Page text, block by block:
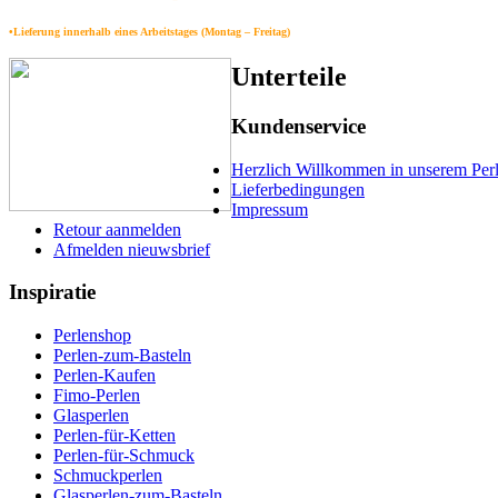
•Lieferung innerhalb eines Arbeitstages (Montag – Freitag)
Unterteile
Kundenservice
Herzlich Willkommen in unserem
Lieferbedingungen
Impressum
Retour aanmelden
Afmelden nieuwsbrief
Inspiratie
Perlenshop
Perlen-zum-Basteln
Perlen-Kaufen
Fimo-Perlen
Glasperlen
Perlen-für-Ketten
Perlen-für-Schmuck
Schmuckperlen